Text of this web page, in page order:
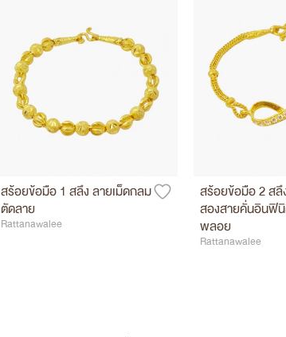
สร้อยข้อมือ 1 สลึง ลายเม็ดกลม
ตัดลาย
Rattanawalee
สร้อยข้อมือ 2 สลึ
สองสายคั่นอินฟิ
พลอย
Rattanawalee